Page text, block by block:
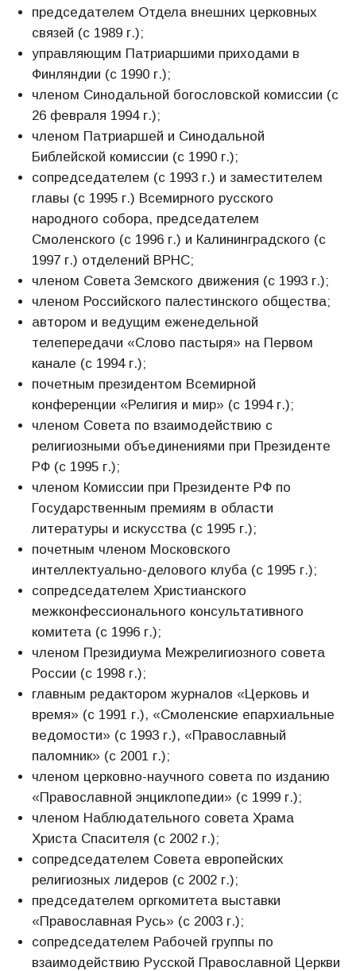
председателем Отдела внешних церковных
связей (с 1989 г.);
управляющим Патриаршими приходами в
Финляндии (с 1990 г.);
членом Синодальной богословской комиссии (с
26 февраля 1994 г.);
членом Патриаршей и Синодальной
Библейской комиссии (с 1990 г.);
сопредседателем (с 1993 г.) и заместителем
главы (с 1995 г.) Всемирного русского
народного собора, председателем
Смоленского (с 1996 г.) и Калининградского (с
1997 г.) отделений ВРНС;
членом Совета Земского движения (с 1993 г.);
членом Российского палестинского общества;
автором и ведущим еженедельной
телепередачи «Слово пастыря» на Первом
канале (с 1994 г.);
почетным президентом Всемирной
конференции «Религия и мир» (с 1994 г.);
членом Совета по взаимодействию с
религиозными объединениями при Президенте
РФ (с 1995 г.);
членом Комиссии при Президенте РФ по
Государственным премиям в области
литературы и искусства (с 1995 г.);
почетным членом Московского
интеллектуально-делового клуба (с 1995 г.);
сопредседателем Христианского
межконфессионального консультативного
комитета (с 1996 г.);
членом Президиума Межрелигиозного совета
России (с 1998 г.);
главным редактором журналов «Церковь и
время» (с 1991 г.), «Смоленские епархиальные
ведомости» (с 1993 г.), «Православный
паломник» (с 2001 г.);
членом церковно-научного совета по изданию
«Православной энциклопедии» (с 1999 г.);
членом Наблюдательного совета Храма
Христа Спасителя (с 2002 г.);
сопредседателем Совета европейских
религиозных лидеров (с 2002 г.);
председателем оргкомитета выставки
«Православная Русь» (с 2003 г.);
сопредседателем Рабочей группы по
взаимодействию Русской Православной Церкви